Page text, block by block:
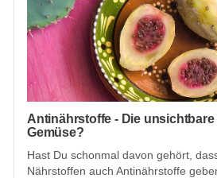
Antinährstoffe - Die unsichtbare
Gemüse?
Hast Du schonmal davon gehört,
Nährstoffen auch Antinährstoffe